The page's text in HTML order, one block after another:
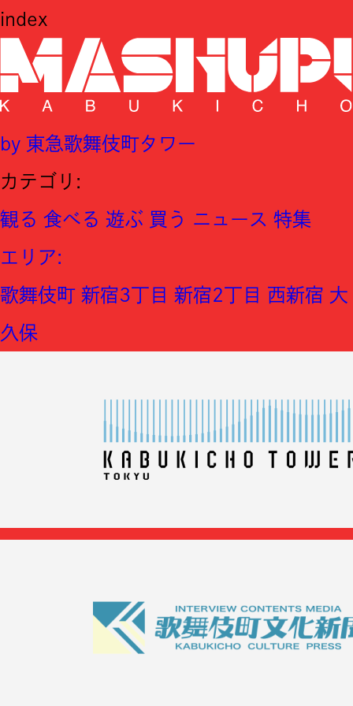
index
by 東急歌舞伎町タワー
カテゴリ:
観る 食べる 遊ぶ 買う ニュース 特集
エリア:
歌舞伎町 新宿3丁目 新宿2丁目 西新宿 大
久保